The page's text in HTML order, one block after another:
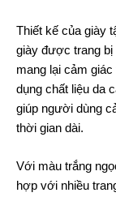
Thiết kế của giày
giày được trang bị
mang lại cảm
dụng chất liệu da
giúp người dùng
thời gian dài.
Với màu trắng
hợp với nhiều